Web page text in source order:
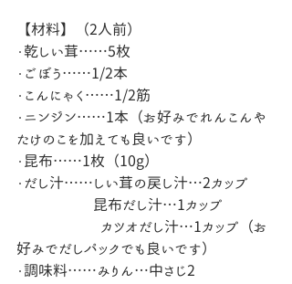
【材料】（2人前）
・乾しい茸……5枚
・ごぼう……1/2本
・こんにゃく……1/2筋
・ニンジン……1本（お好みでれんこんや
たけのこを加えても良いです）
・昆布……1枚（10g）
・だし汁……しい茸の戻し汁…2カップ
昆布だし汁…1カップ
好みでだしパックでも良いです）
・調味料……みりん…中さじ2